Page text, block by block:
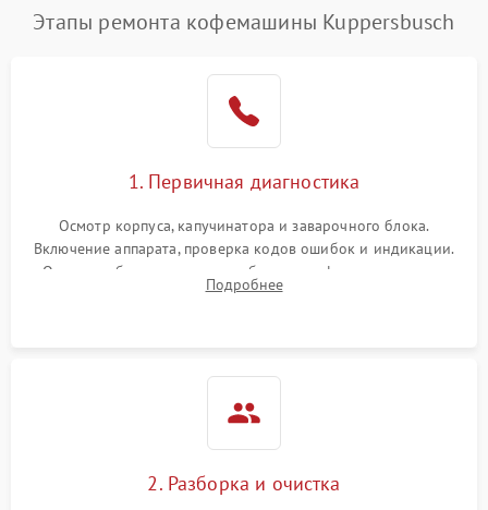
Подробнее →
Этапы ремонта кофемашины Kuppersbusch
1. Первичная диагностика
Осмотр корпуса, капучинатора и заварочного блока.
Включение аппарата, проверка кодов ошибок и индикации.
Оценка работы помпы, термоблока и кофемолки на слух.
Измерение температуры и давления воды для выявления
Подробнее
2. Разборка и очистка